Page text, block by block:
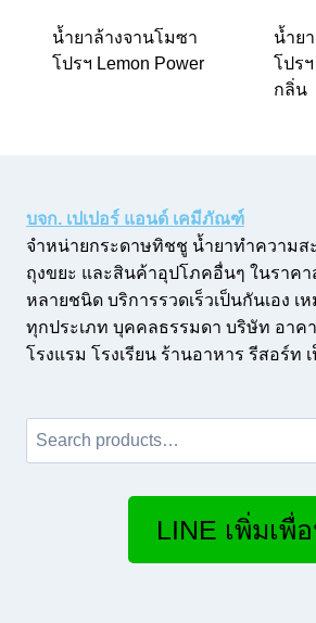
น้ำยาล้างจานโมซา
โปรฯ Lemon Power
น้ำย
โปร
กลิ่น
บจก. เปเปอร์ แอนด์ เคมีภัณฑ์
จำหน่ายกระดาษทิชชู น้ำยาทำความส
ถุงขยะ และสินค้าอุปโภคอื่นๆ ในราค
หลายชนิด บริการรวดเร็วเป็นกันเอง เ
ทุกประเภท บุคคลธรรมดา บริษัท อาค
โรงแรม โรงเรียน ร้านอาหาร รีสอร์ท
Search
LINE เพิ่มเพื่